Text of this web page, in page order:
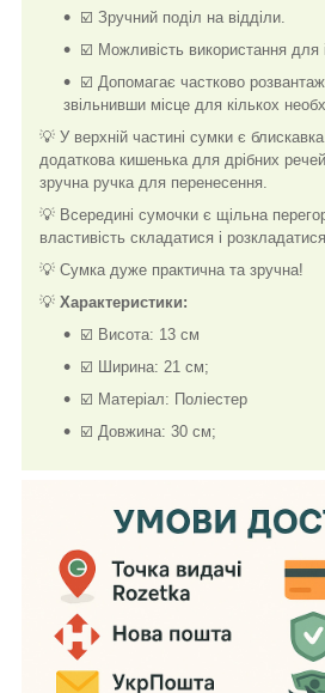
☑️ Зручний поділ на відділи.
☑️ Можливість використання для
☑️ Допомагає частково
звільнивши місце для кількох
💡 У верхній частині сумки є
додаткова кишенька для дрібних
зручна ручка для перенесення.
💡 Всередині сумочки є щільна
властивість складатися і
💡 Сумка дуже практична та зручна!
💡 Характеристики:
☑️ Висота: 13 см
☑️ Ширина: 21 см;
☑️ Матеріал: Поліестер
☑️ Довжина: 30 см;